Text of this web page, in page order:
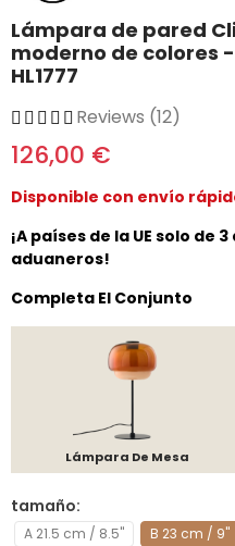
Lámpara de pared
moderno de colores
HL1777
Reviews (12)
126,00 €
Disponible con envío
¡A países de la UE solo de
aduaneros!
Completa El Conjunto
Lámpara De Mesa
tamaño
A 21.5 cm / 8.5" B 23 cm / 9"